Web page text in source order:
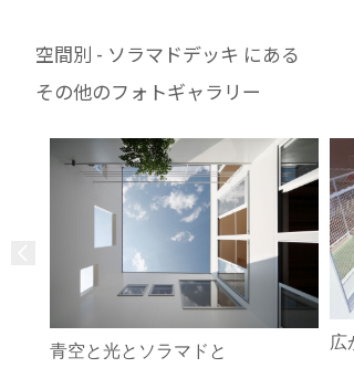
空間別 - ソラマドデッキ にある
その他のフォトギャラリー
青空と光とソラマドと
広